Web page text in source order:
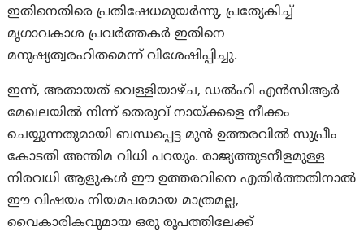
ഇതിനെതിരെ പ്രതിഷേധമുയർന്നു, പ്രത്യേകിച്ച്
മൃഗാവകാശ പ്രവർത്തകർ ഇതിനെ
മനുഷ്യത്വരഹിതമെന്ന് വിശേഷിപ്പിച്ചു.
ഇന്ന്, അതായത് വെള്ളിയാഴ്ച, ഡൽഹി എൻസിആർ
മേഖലയിൽ നിന്ന് തെരുവ് നായ്ക്കളെ നീക്കം
ചെയ്യുന്നതുമായി ബന്ധപ്പെട്ട മുൻ ഉത്തരവിൽ സുപ്രീം
കോടതി അന്തിമ വിധി പറയും. രാജ്യത്തുടനീളമുള്ള
നിരവധി ആളുകൾ ഈ ഉത്തരവിനെ എതിർത്തതിനാൽ
ഈ വിഷയം നിയമപരമായ മാത്രമല്ല,
വൈകാരികവുമായ ഒരു രൂപത്തിലേക്ക്